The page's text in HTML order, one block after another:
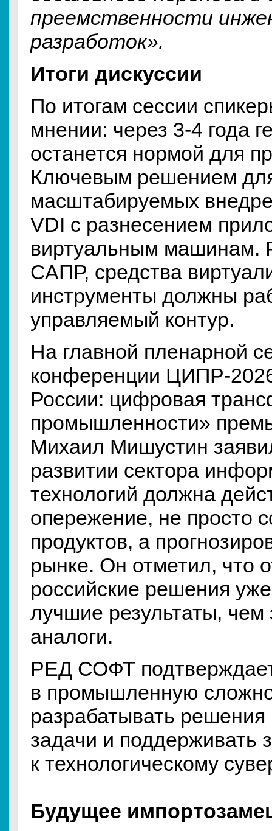
преемственности
разработок».
Итоги дискуссии
По итогам сессии
мнении: через 3-4 года
останется нормой для
Ключевым решением
масштабируемых
VDI с разнесением
виртуальным машинам.
САПР, средства
инструменты должны
управляемый контур.
На главной пленарной
конференции ЦИПР-
России: цифровая
промышленности»
Михаил Мишустин
развитии сектора
технологий должна
опережение, не просто
продуктов, а
рынке. Он отметил, что
российские решения
лучшие результаты,
аналоги.
РЕД СОФТ подтверждает
в промышленную
разрабатывать
задачи и поддерживать
к технологическому
Будущее